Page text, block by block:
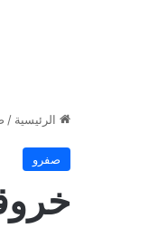
الرئيسية /
صفرو